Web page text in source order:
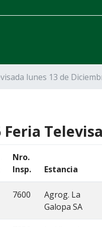
lunes 13 de
Feria
Nro.
Insp.
Estancia
7600
Agrog. La
Galopa SA